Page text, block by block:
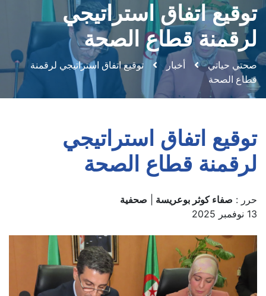
توقيع اتفاق استراتيجي
لرقمنة قطاع الصحة
صحتي حياتي أخبار
توقيع اتفاق استراتيجي لرقمنة
قطاع الصحة
توقيع اتفاق استراتيجي
لرقمنة قطاع الصحة
حرر : صفاء كوثر بوعريسة
صحفية
13 نوفمبر 2025